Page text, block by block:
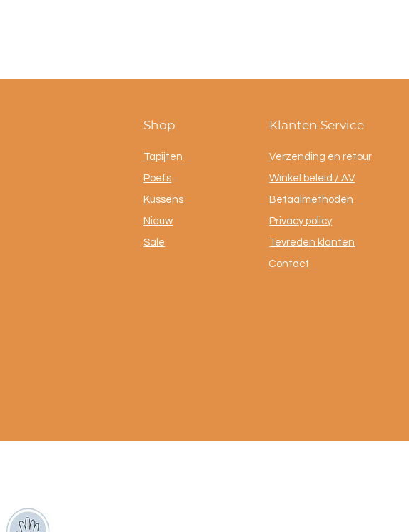
Shop
Tapijten
Poefs
Kussens
Nieuw
Sale
Klanten Service
Verzending en retour
Winkel beleid / AV
Betaalmethoden
Privacy policy
Tevreden klanten
Contact